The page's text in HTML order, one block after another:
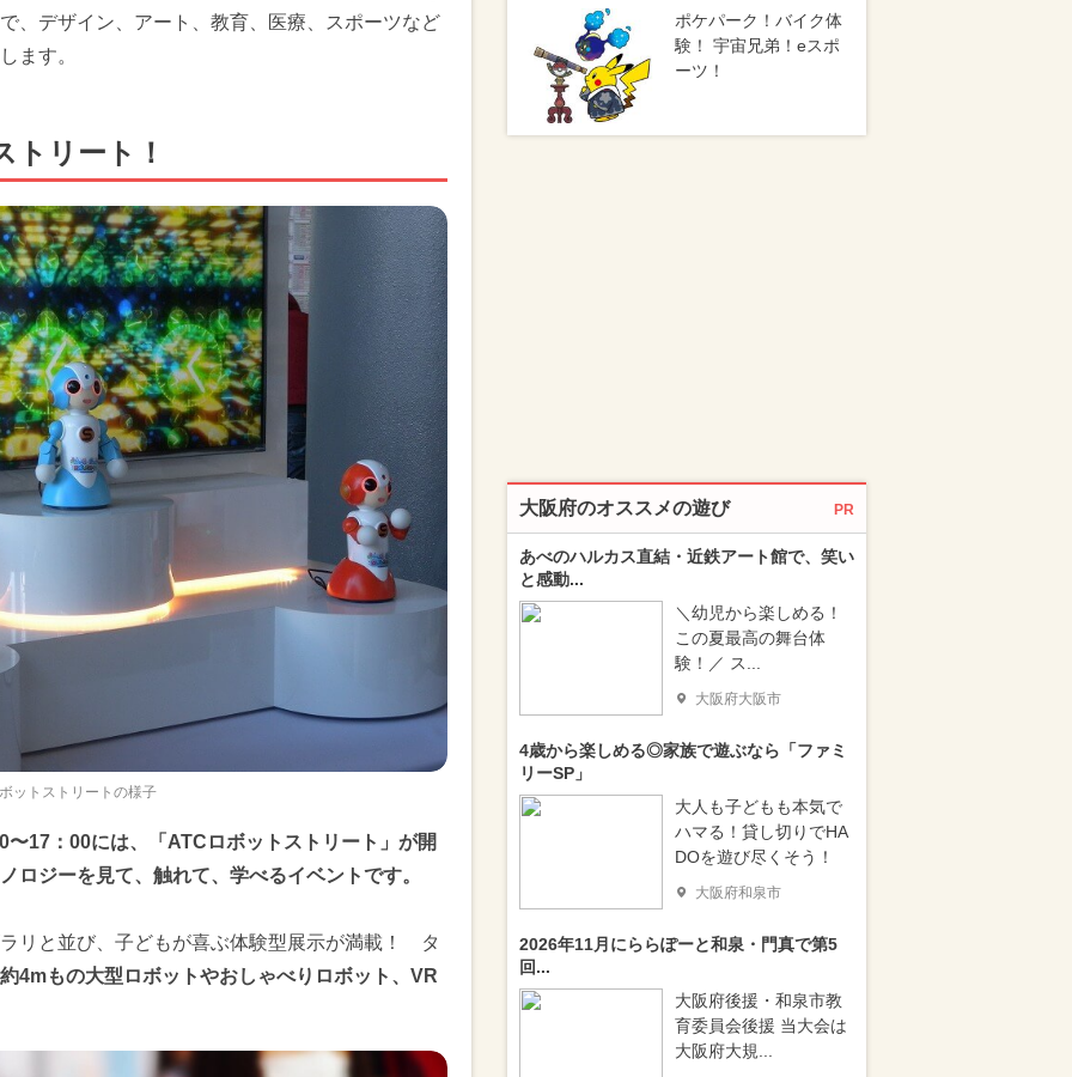
、デザイン、アート、教育、医療、スポーツなど
ます。
トリート！
ットストリートの様子
17：00には、「ATCロボットストリート」が開
ロジーを見て、触れて、学べるイベントです。
リと並び、子どもが喜ぶ体験型展示が満載！ タ
約4mもの大型ロボットやおしゃべりロボット、VR
ポケパーク！バイク体
験！ 宇宙兄弟！eスポ
ーツ！
大阪府のオススメの遊び PR
あべのハルカス直結・近鉄アート館で、笑い
と感動...
＼幼児から楽しめる！
この夏最高の舞台体
験！／ ス...
大阪府大阪市
4歳から楽しめる◎家族で遊ぶなら「ファミ
リーSP」
大人も子どもも本気で
ハマる！貸し切りでHA
DOを遊び尽くそう！
大阪府和泉市
2026年11月にららぽーと和泉・門真で第5
回...
大阪府後援・和泉市教
育委員会後援 当大会は
大阪府大規...